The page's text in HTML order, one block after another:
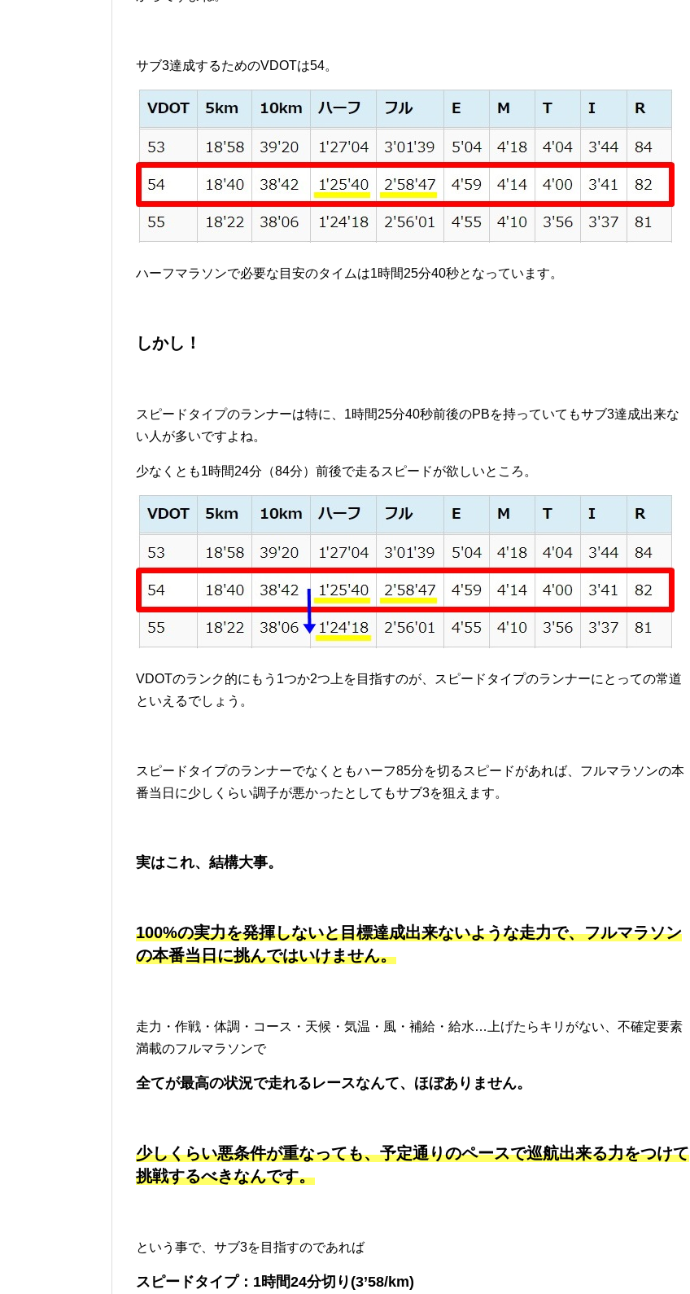
サブ3達成するためのVDOTは54。
ハーフマラソンで必要な目安のタイムは1時間25分40秒となっています。
しかし！
スピードタイプのランナーは特に、1時間25分40秒前後のPBを持っていてもサブ3達成出来な
い人が多いですよね。
少なくとも1時間24分（84分）前後で走るスピードが欲しいところ。
VDOTのランク的にもう1つか2つ上を目指すのが、スピードタイプのランナーにとっての常道
といえるでしょう。
スピードタイプのランナーでなくともハーフ85分を切るスピードがあれば、フルマラソンの本
番当日に少しくらい調子が悪かったとしてもサブ3を狙えます。
実はこれ、結構大事。
100%の実力を発揮しないと目標達成出来ないような走力で、フルマラソン
の本番当日に挑んではいけません。
走力・作戦・体調・コース・天候・気温・風・補給・給水…上げたらキリがない、不確定要素
満載のフルマラソンで
全てが最高の状況で走れるレースなんて、ほぼありません。
少しくらい悪条件が重なっても、予定通りのペースで巡航出来る力をつけて
挑戦するべきなんです。
という事で、サブ3を目指すのであれば
スピードタイプ：1時間24分切り(3’58/km)